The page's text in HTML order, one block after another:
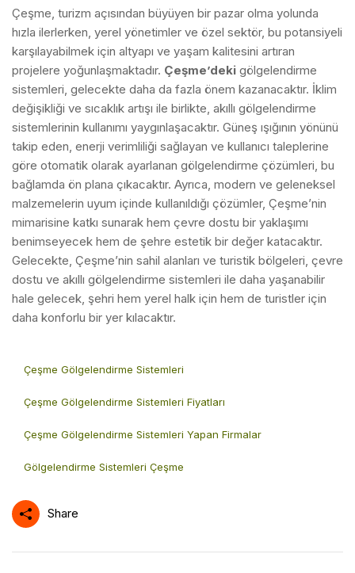
Çeşme, turizm açısından büyüyen bir pazar olma yolunda
hızla ilerlerken, yerel yönetimler ve özel sektör, bu potansiyeli
karşılayabilmek için altyapı ve yaşam kalitesini artıran
projelere yoğunlaşmaktadır. Çeşme’deki gölgelendirme
sistemleri, gelecekte daha da fazla önem kazanacaktır. İklim
değişikliği ve sıcaklık artışı ile birlikte, akıllı gölgelendirme
sistemlerinin kullanımı yaygınlaşacaktır. Güneş ışığının yönünü
takip eden, enerji verimliliği sağlayan ve kullanıcı taleplerine
göre otomatik olarak ayarlanan gölgelendirme çözümleri, bu
bağlamda ön plana çıkacaktır. Ayrıca, modern ve geleneksel
malzemelerin uyum içinde kullanıldığı çözümler, Çeşme’nin
mimarisine katkı sunarak hem çevre dostu bir yaklaşımı
benimseyecek hem de şehre estetik bir değer katacaktır.
Gelecekte, Çeşme’nin sahil alanları ve turistik bölgeleri, çevre
dostu ve akıllı gölgelendirme sistemleri ile daha yaşanabilir
hale gelecek, şehri hem yerel halk için hem de turistler için
daha konforlu bir yer kılacaktır.
Çeşme Gölgelendirme Sistemleri
Çeşme Gölgelendirme Sistemleri Fiyatları
Çeşme Gölgelendirme Sistemleri Yapan Firmalar
Gölgelendirme Sistemleri Çeşme
Share